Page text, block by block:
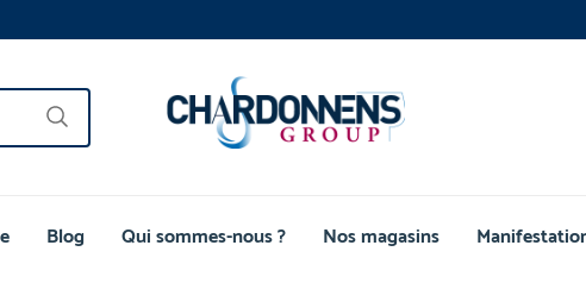
Blog Qui sommes-nous ? Nos magasins